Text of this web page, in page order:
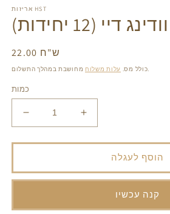
view
אריזות HST
(12 יחידות)
מחיר
רגיל
22.00 ש"ח
כולל מס. עלות משלוח מחושבת במהלך התשלום.
כמות
את
הכמות
קופסה
זהב
דיי
הגדל
את
הכמות
קופסה
זהב
דיי
הוסף לעגלה
קנה עכשיו